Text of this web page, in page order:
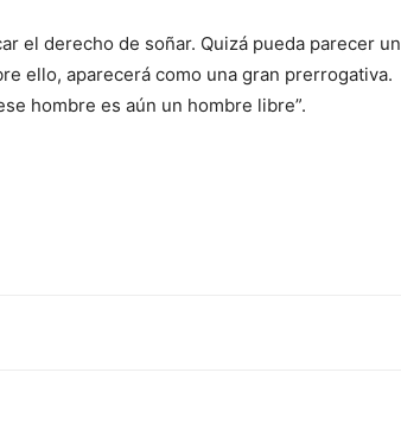
el derecho de soñar. Quizá pueda parecer un
ello, aparecerá como una gran prerrogativa.
hombre es aún un hombre libre”.